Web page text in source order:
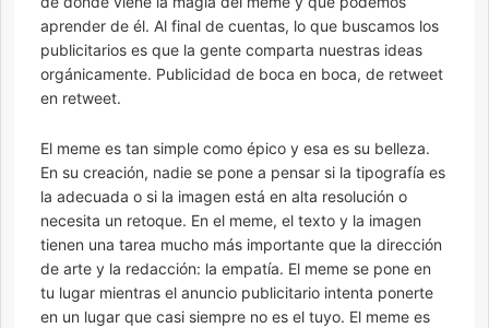
aprender de él. Al final de cuentas, lo que buscamos los
publicitarios es que la gente comparta nuestras ideas
orgánicamente. Publicidad de boca en boca, de retweet
en retweet.
El meme es tan simple como épico y esa es su belleza.
En su creación, nadie se pone a pensar si la tipografía es
la adecuada o si la imagen está en alta resolución o
necesita un retoque. En el meme, el texto y la imagen
tienen una tarea mucho más importante que la dirección
de arte y la redacción: la empatía. El meme se pone en
tu lugar mientras el anuncio publicitario intenta ponerte
en un lugar que casi siempre no es el tuyo. El meme es